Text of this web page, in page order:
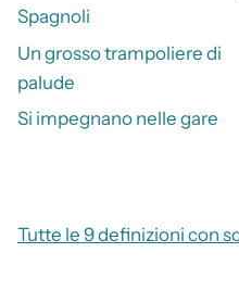
Spagnoli
Un grosso trampoliere di
palude
Si impegnano nelle gare
Tutte le 9 definizioni con